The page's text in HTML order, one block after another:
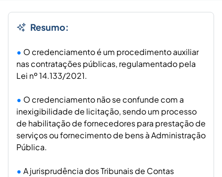
Resumo:
O credenciamento é um procedimento auxiliar
nas contratações públicas, regulamentado pela
Lei nº 14.133/2021.
O credenciamento não se confunde com a
inexigibilidade de licitação, sendo um processo
de habilitação de fornecedores para prestação de
serviços ou fornecimento de bens à Administração
Pública.
A jurisprudência dos Tribunais de Contas